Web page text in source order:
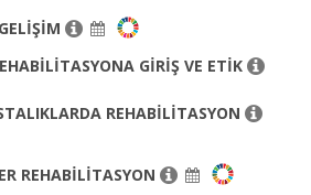
GİRİŞ VE ETİK
REHABİLİTASYON
REHABİLİTASYON